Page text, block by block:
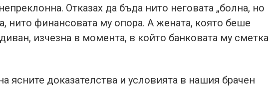
Отказах да бъда нито неговата „болна, но
нито финансовата му опора. А жената, която беше
изчезна в момента, в който банковата му сметка
ясните доказателства и условията в нашия брачен